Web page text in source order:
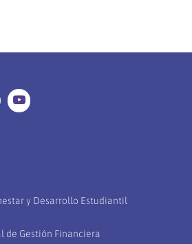
y Desarrollo Estudiantil
de Gestión Financiera